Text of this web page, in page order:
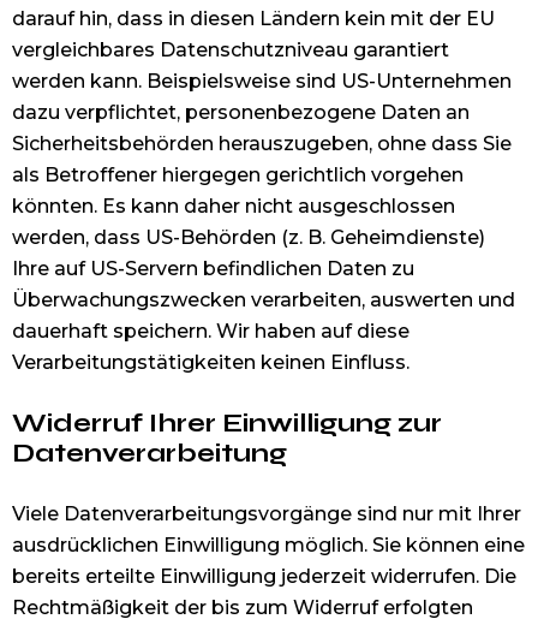
darauf hin, dass in diesen Ländern kein mit der EU
vergleichbares Datenschutzniveau garantiert
werden kann. Beispielsweise sind US-Unternehmen
dazu verpflichtet, personenbezogene Daten an
Sicherheitsbehörden herauszugeben, ohne dass Sie
als Betroffener hiergegen gerichtlich vorgehen
könnten. Es kann daher nicht ausgeschlossen
werden, dass US-Behörden (z. B. Geheimdienste)
Ihre auf US-Servern befindlichen Daten zu
Überwachungszwecken verarbeiten, auswerten und
dauerhaft speichern. Wir haben auf diese
Verarbeitungstätigkeiten keinen Einfluss.
Widerruf Ihrer Einwilligung zur
Datenverarbeitung
Viele Datenverarbeitungsvorgänge sind nur mit Ihrer
ausdrücklichen Einwilligung möglich. Sie können eine
bereits erteilte Einwilligung jederzeit widerrufen. Die
Rechtmäßigkeit der bis zum Widerruf erfolgten